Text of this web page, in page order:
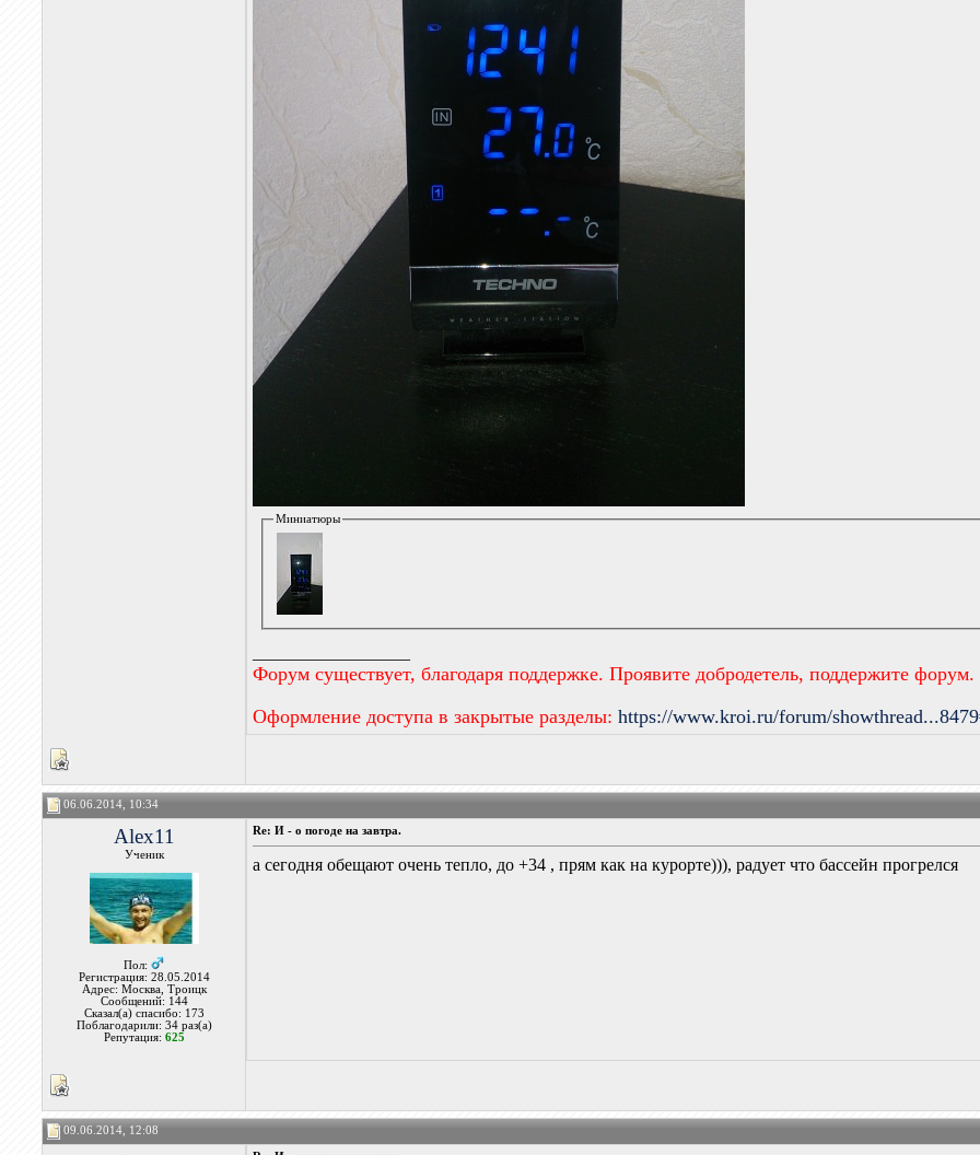
Миниатюры
Форум существует, благодаря поддержке. Проявите добродетель, поддержите
Оформление доступа в закрытые разделы:https://www.kroi.ru/forum/
06.06.2014, 10:34
Alex11
Ученик
Пол:
Регистрация: 28.05.2014
Адрес: Москва, Троицк
Сообщений: 144
Сказал(а) спасибо: 173
Поблагодарили: 34 раз(а)
Репутация: 625
Re: И - о погоде на завтра.
а сегодня обещают очень тепло, до +34 , прям как на курорте))), радует что бассейн прогрелся
09.06.2014, 12:08